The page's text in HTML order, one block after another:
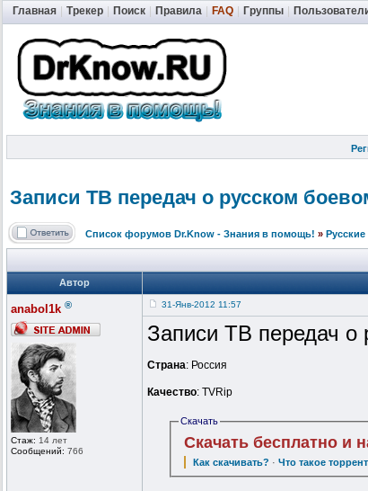
Главная Трекер Поиск Правила FAQ Группы
Записи ТВ передач о русском
Список форумов Dr.Know - Знания в помощь! »
Автор
anabol1k ®
Стаж: 14 лет
Сообщений: 766
31-Янв-2012 11:57
Записи ТВ передач о
Страна: Россия
Качество: TVRip
Скачать
Скачать бесплатно и
Как скачивать? ·Что такое